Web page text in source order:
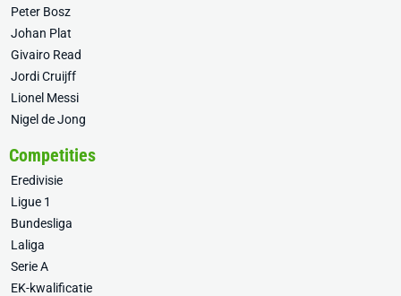
Peter Bosz
Johan Plat
Givairo Read
Jordi Cruijff
Lionel Messi
Nigel de Jong
Competities
Eredivisie
Ligue 1
Bundesliga
Laliga
Serie A
EK-kwalificatie